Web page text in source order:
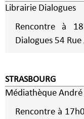
Librairie Dialogues
Rencontre à
STRASBOURG
Médiathèque
Rencontre à